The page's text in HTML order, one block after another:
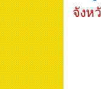
จังห